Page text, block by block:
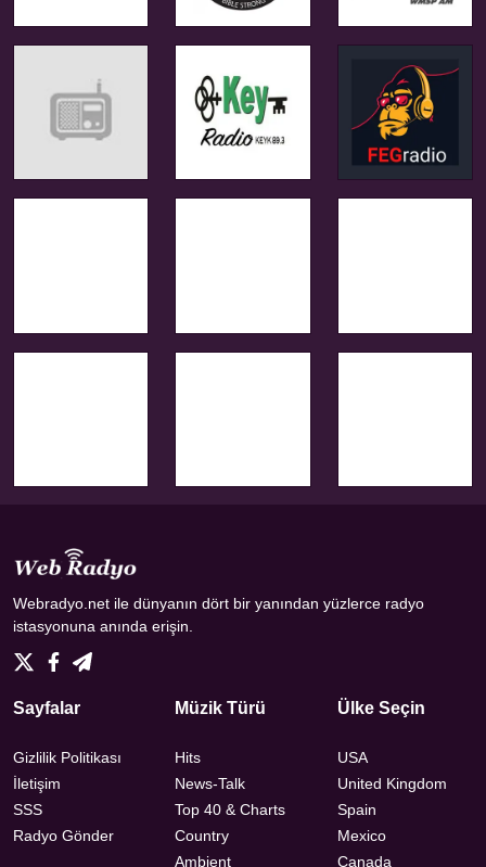
Webradyo.net ile dünyanın dört bir yanından yüzlerce radyo
istasyonuna anında erişin.
Sayfalar
Gizlilik Politikası
İletişim
SSS
Radyo Gönder
Müzik Türü
Hits
News-Talk
Top 40 & Charts
Country
Ambient
Ülke Seçin
USA
United Kingdom
Spain
Mexico
Canada